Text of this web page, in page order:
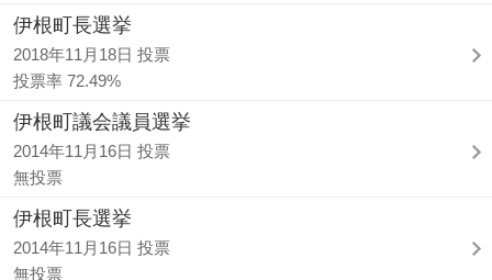
伊根町長選挙
2018年11月18日 投票
投票率 72.49%
伊根町議会議員選挙
2014年11月16日 投票
無投票
伊根町長選挙
2014年11月16日 投票
無投票